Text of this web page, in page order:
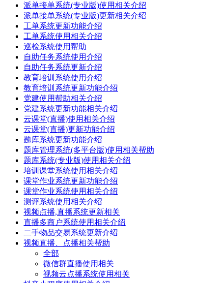
派单接单系统(专业版)使用相关介绍
派单接单系统(专业版)更新相关介绍
工单系统更新功能介绍
工单系统使用相关介绍
巡检系统使用帮助
自助任务系统使用介绍
自助任务系统更新介绍
教育培训系统使用介绍
教育培训系统更新功能介绍
党建使用帮助相关介绍
党建系统更新功能相关介绍
云课堂(直播)使用相关介绍
云课堂(直播)更新功能介绍
题库系统更新功能介绍
题库管理系统(多平台版)使用相关帮助
题库系统(专业版)使用相关介绍
培训课堂系统使用相关介绍
课堂作业系统更新功能介绍
课堂作业系统使用相关介绍
测评系统使用相关介绍
视频点播,直播系统更新相关
直播多商户系统使用相关介绍
二手物品交易系统更新介绍
视频直播、点播相关帮助
全部
微信群直播使用相关
视频云点播系统使用相关